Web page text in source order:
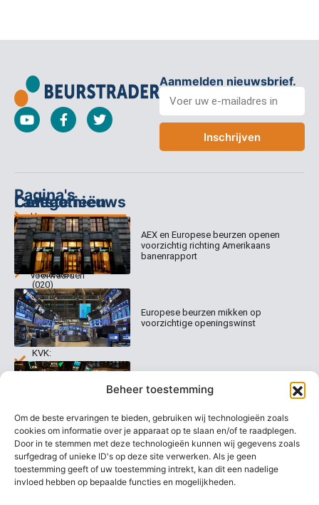
Beheer toestemming
Om de beste ervaringen te bieden, gebruiken wij technologieën zoals
cookies om informatie over je apparaat op te slaan en/of te raadplegen.
Door in te stemmen met deze technologieën kunnen wij gegevens zoals
surfgedrag of unieke ID's op deze site verwerken. Als je geen
toestemming geeft of uw toestemming intrekt, kan dit een nadelige
invloed hebben op bepaalde functies en mogelijkheden.
Aanmelden nieuwsbrief.
Inschrijven
Pagina's
Home
Abonnementen
Dagcommentaar
Tradealert
Organisatie
Contact
Categorieën
Columns
Dagcommentaar
Algemene
voorwaarden
Disclaimer
Welk
abonnement
kiezen
Contact
Keizersgracht
520
1017 EK
Amsterdam
(020)
231
0020
info@beurstrader.nl
KVK:
99197022
Laatste nieuws
AEX en Europese beurzen openen
voorzichtig richting Amerikaans
banenrapport
Europese beurzen mikken op
voorzichtige openingswinst
Europese beurzen blijven dicht bij
recordstanden
AEX nadert opnieuw zijn hoogste
niveau ooit